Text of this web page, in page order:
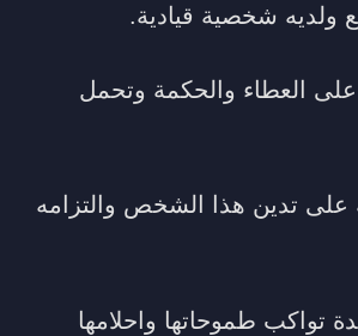
ولديه شخصية قيادية.
العطاء والحكمة وتحمل
على تدين هذا الشخص والتزامه
تواكب طموحاتها واحلامها